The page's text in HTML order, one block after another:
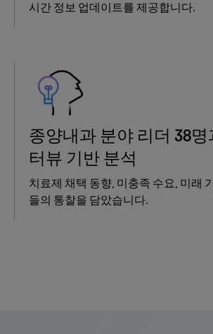
시간 정보 업데이트를 제공합니다.
종양내과 분야 리더 38명
터뷰 기반 분석
치료제 채택 동향, 미충족 수요, 미래
들의 통찰을 담았습니다.